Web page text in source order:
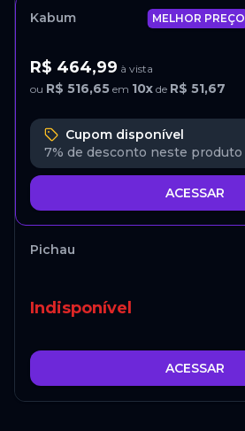
Kabum MELHOR PREÇO
R$ 464,99 à vista
ou R$ 516,65 em 10x de R$ 51,67
Cupom disponível
7% de desconto neste produto
ACESSAR
Pichau
Indisponível
ACESSAR